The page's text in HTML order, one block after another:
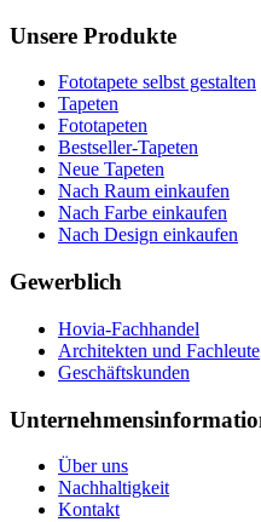
Unsere Produkte
Fototapete selbst gestalten
Tapeten
Fototapeten
Bestseller-Tapeten
Neue Tapeten
Nach Raum einkaufen
Nach Farbe einkaufen
Nach Design einkaufen
Gewerblich
Hovia-Fachhandel
Architekten und Fachleute
Geschäftskunden
Über uns
Nachhaltigkeit
Kontakt